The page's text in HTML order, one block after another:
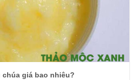
chúa giá bao nhiêu?